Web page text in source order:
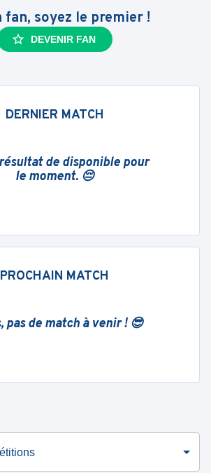
fan, soyez le premier !
DEVENIR FAN
DERNIER MATCH
de disponible pour
le moment. 😔
PROCHAIN MATCH
pas de match à venir ! 😎